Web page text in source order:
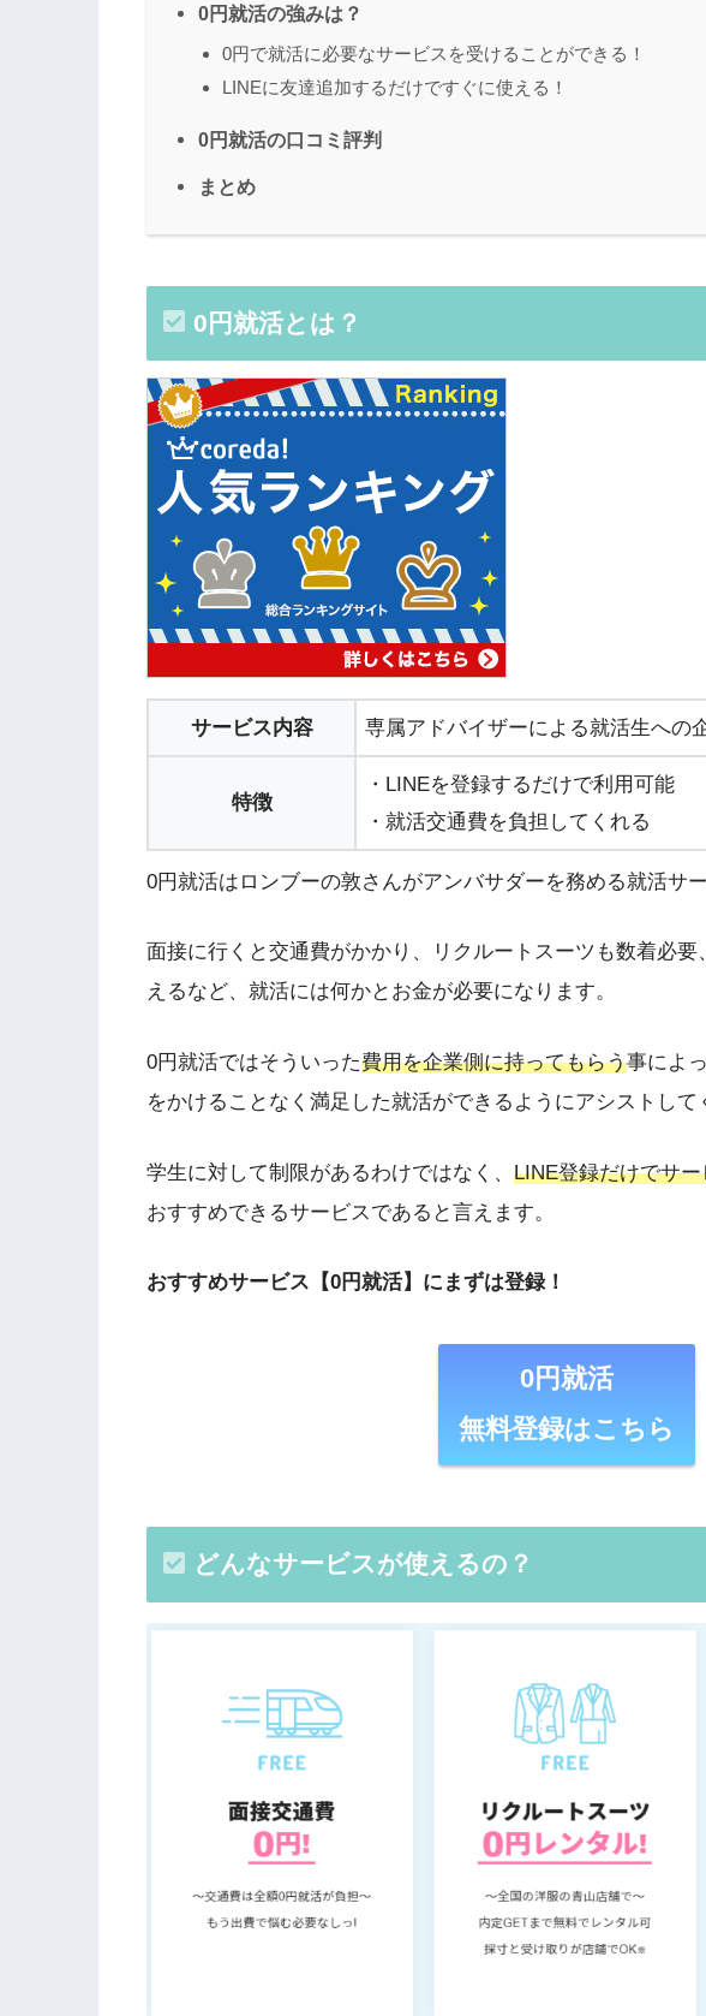
0円就活の強みは？
0円で就活に必要なサービスを受けることができる！
LINEに友達追加するだけですぐに使える！
0円就活の口コミ評判
まとめ
0円就活とは？
サービス内容 専属アドバイザーによる就活生への
特徴
・LINEを登録するだけで利用可能
・就活交通費を負担してくれる
0円就活はロンブーの敦さんがアンバサダーを務める就活サー
面接に行くと交通費がかかり、リクルートスーツも数着必
えるなど、就活には何かとお金が必要になります。
0円就活ではそういった費用を企業側に持ってもらう事によ
をかけることなく満足した就活ができるようにアシストして
学生に対して制限があるわけではなく、 LINE登録だけでサ
おすすめできるサービスであると言えます。
おすすめサービス【0円就活】にまずは登録！
0円就活
無料登録はこちら
どんなサービスが使えるの？